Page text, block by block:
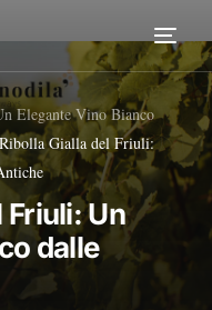
Elegante Vino Bianco
Gialla del Friuli:
Friuli: Un
dalle